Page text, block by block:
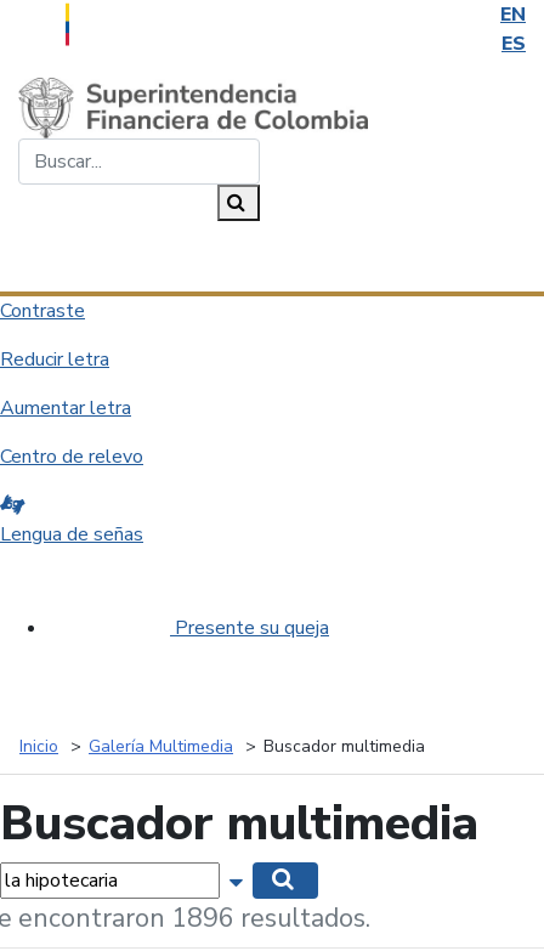
EN
ES
Saltar al contenido principal
Contraste
Reducir letra
Aumentar letra
Centro de relevo
Lengua de señas
Presente su queja
Inicio Galería Multimedia Buscador multimedia
Buscador multimedia
Mostrar opciones de búsqueda
encontraron 1896 resultados.